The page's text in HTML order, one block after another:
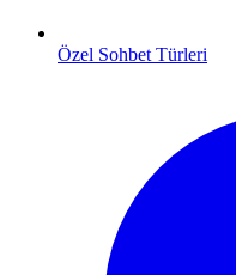
Özel Sohbet Türleri